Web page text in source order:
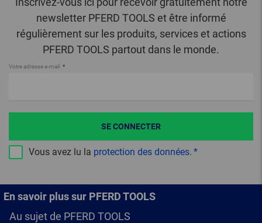
newsletter PFERD TOOLS et être informé
régulièrement sur les produits, services et actions
PFERD TOOLS partout dans le monde.
Votre adresse e-mail
Vous avez lu la protection des données.
SE CONNECTER
En savoir plus sur PFERD TOOLS
Au sujet de PFERD TOOLS